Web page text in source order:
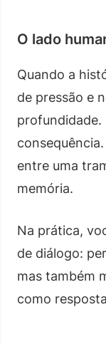
O lado
Quando a
de pressão e
profundidade.
entre uma
memória.
Na prática,
de diálogo:
mas também
como